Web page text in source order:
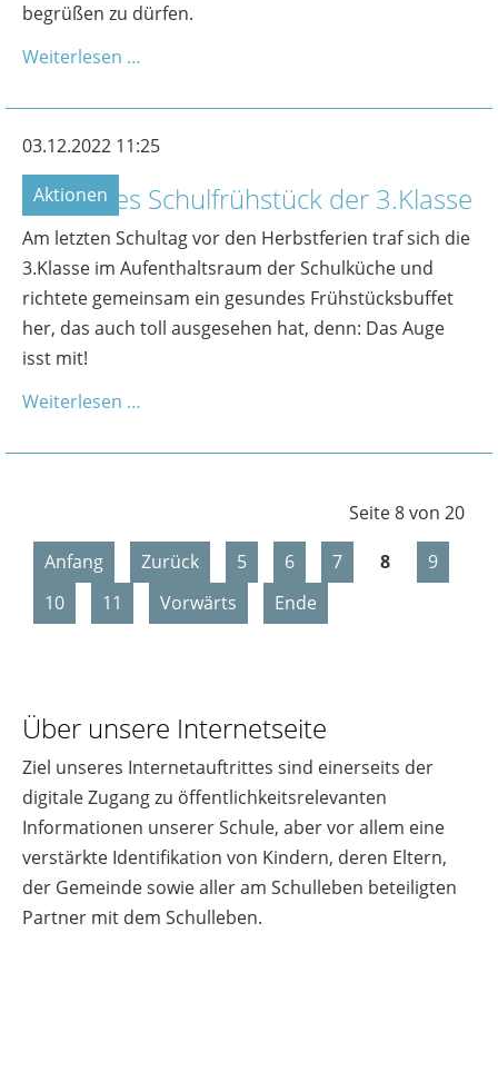
begrüßen zu dürfen.
Weiterlesen …
03.12.2022 11:25
Aktionen
Gesundes Schulfrühstück der 3.Klasse
Am letzten Schultag vor den Herbstferien traf sich die
3.Klasse im Aufenthaltsraum der Schulküche und
richtete gemeinsam ein gesundes Frühstücksbuffet
her, das auch toll ausgesehen hat, denn: Das Auge
isst mit!
Weiterlesen …
Seite 8 von 20
Anfang
Zurück 5 6 7 8
9
10
11 Vorwärts Ende
Über unsere Internetseite
Ziel unseres Internetauftrittes sind einerseits der
digitale Zugang zu öffentlichkeitsrelevanten
Informationen unserer Schule, aber vor allem eine
verstärkte Identifikation von Kindern, deren Eltern,
der Gemeinde sowie aller am Schulleben beteiligten
Partner mit dem Schulleben.